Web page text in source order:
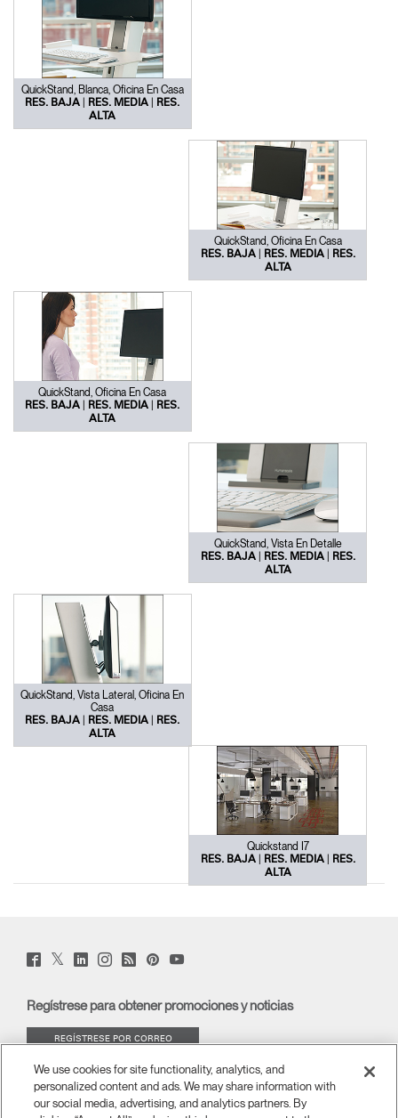
QuickStand, Blanca, Oficina En Casa
RES. BAJA | RES. MEDIA | RES.
ALTA
QuickStand, Oficina En Casa
RES. BAJA | RES. MEDIA | RES.
ALTA
QuickStand, Oficina En Casa
RES. BAJA | RES. MEDIA | RES.
ALTA
QuickStand, Vista En Detalle
RES. BAJA | RES. MEDIA | RES.
ALTA
QuickStand, Vista Lateral, Oficina En
Casa
RES. BAJA | RES. MEDIA | RES.
ALTA
Quickstand I7
RES. BAJA | RES. MEDIA | RES.
ALTA
Facebook
(opens
Twitter
(opens
LinkedIn
(opens
Instagram
(opens
Humanscale
Blog
window)
PinterstYouTube
Regístrese para obtener promociones y noticias
REGÍSTRESE POR CORREO
ACERCA DE
We use cookies for site functionality, analytics, and
personalized content and ads. We may share information with
our social media, advertising, and analytics partners. By